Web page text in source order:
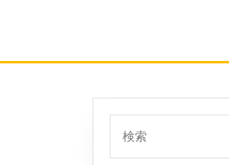
索: